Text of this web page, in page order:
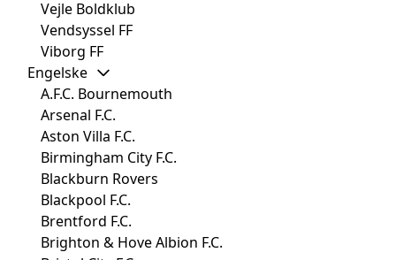
Vejle Boldklub
Vendsyssel FF
Viborg FF
Engelske
A.F.C. Bournemouth
Arsenal F.C.
Aston Villa F.C.
Birmingham City F.C.
Blackburn Rovers
Blackpool F.C.
Brentford F.C.
Brighton & Hove Albion F.C.